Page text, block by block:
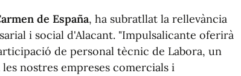
de España, ha subratllat la rellevància
i social d'Alacant. "Impulsalicante oferirà
de personal tècnic de Labora, un
nostres empreses comercials i